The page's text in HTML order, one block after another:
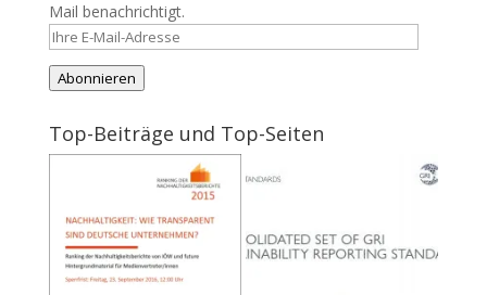
Mail benachrichtigt.
Ihre
E-
Mail-
Abonnieren
Top-Beiträge und Top-Seiten